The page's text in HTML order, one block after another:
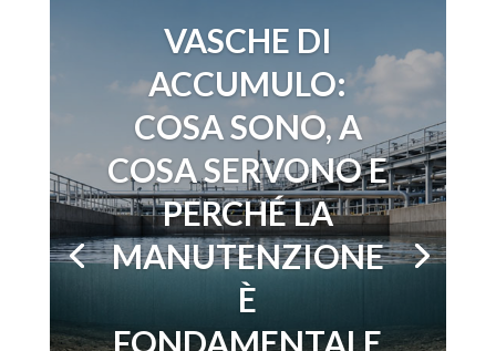
VASCHE DI
ACCUMULO:
COSA SONO, A
COSA SERVONO E
PERCHÉ LA
MANUTENZIONE
È
FONDAMENTALE